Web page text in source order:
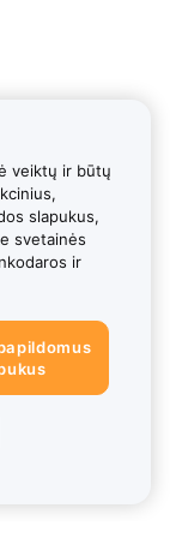
veiktų ir būtų
slapukus,
svetainės
ir